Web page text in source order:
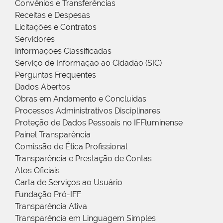
Convênios e Transferências
Receitas e Despesas
Licitações e Contratos
Servidores
Informações Classificadas
Serviço de Informação ao Cidadão (SIC)
Perguntas Frequentes
Dados Abertos
Obras em Andamento e Concluídas
Processos Administrativos Disciplinares
Proteção de Dados Pessoais no IFFluminense
Painel Transparência
Comissão de Ética Profissional
Transparência e Prestação de Contas
Atos Oficiais
Carta de Serviços ao Usuário
Fundação Pró-IFF
Transparência Ativa
Transparência em Linguagem Simples